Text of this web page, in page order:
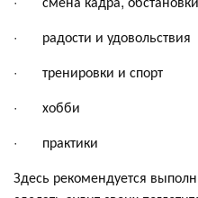
· радости и удовольствия
· тренировки и спорт
· хобби
· практики
Здесь рекомендуется